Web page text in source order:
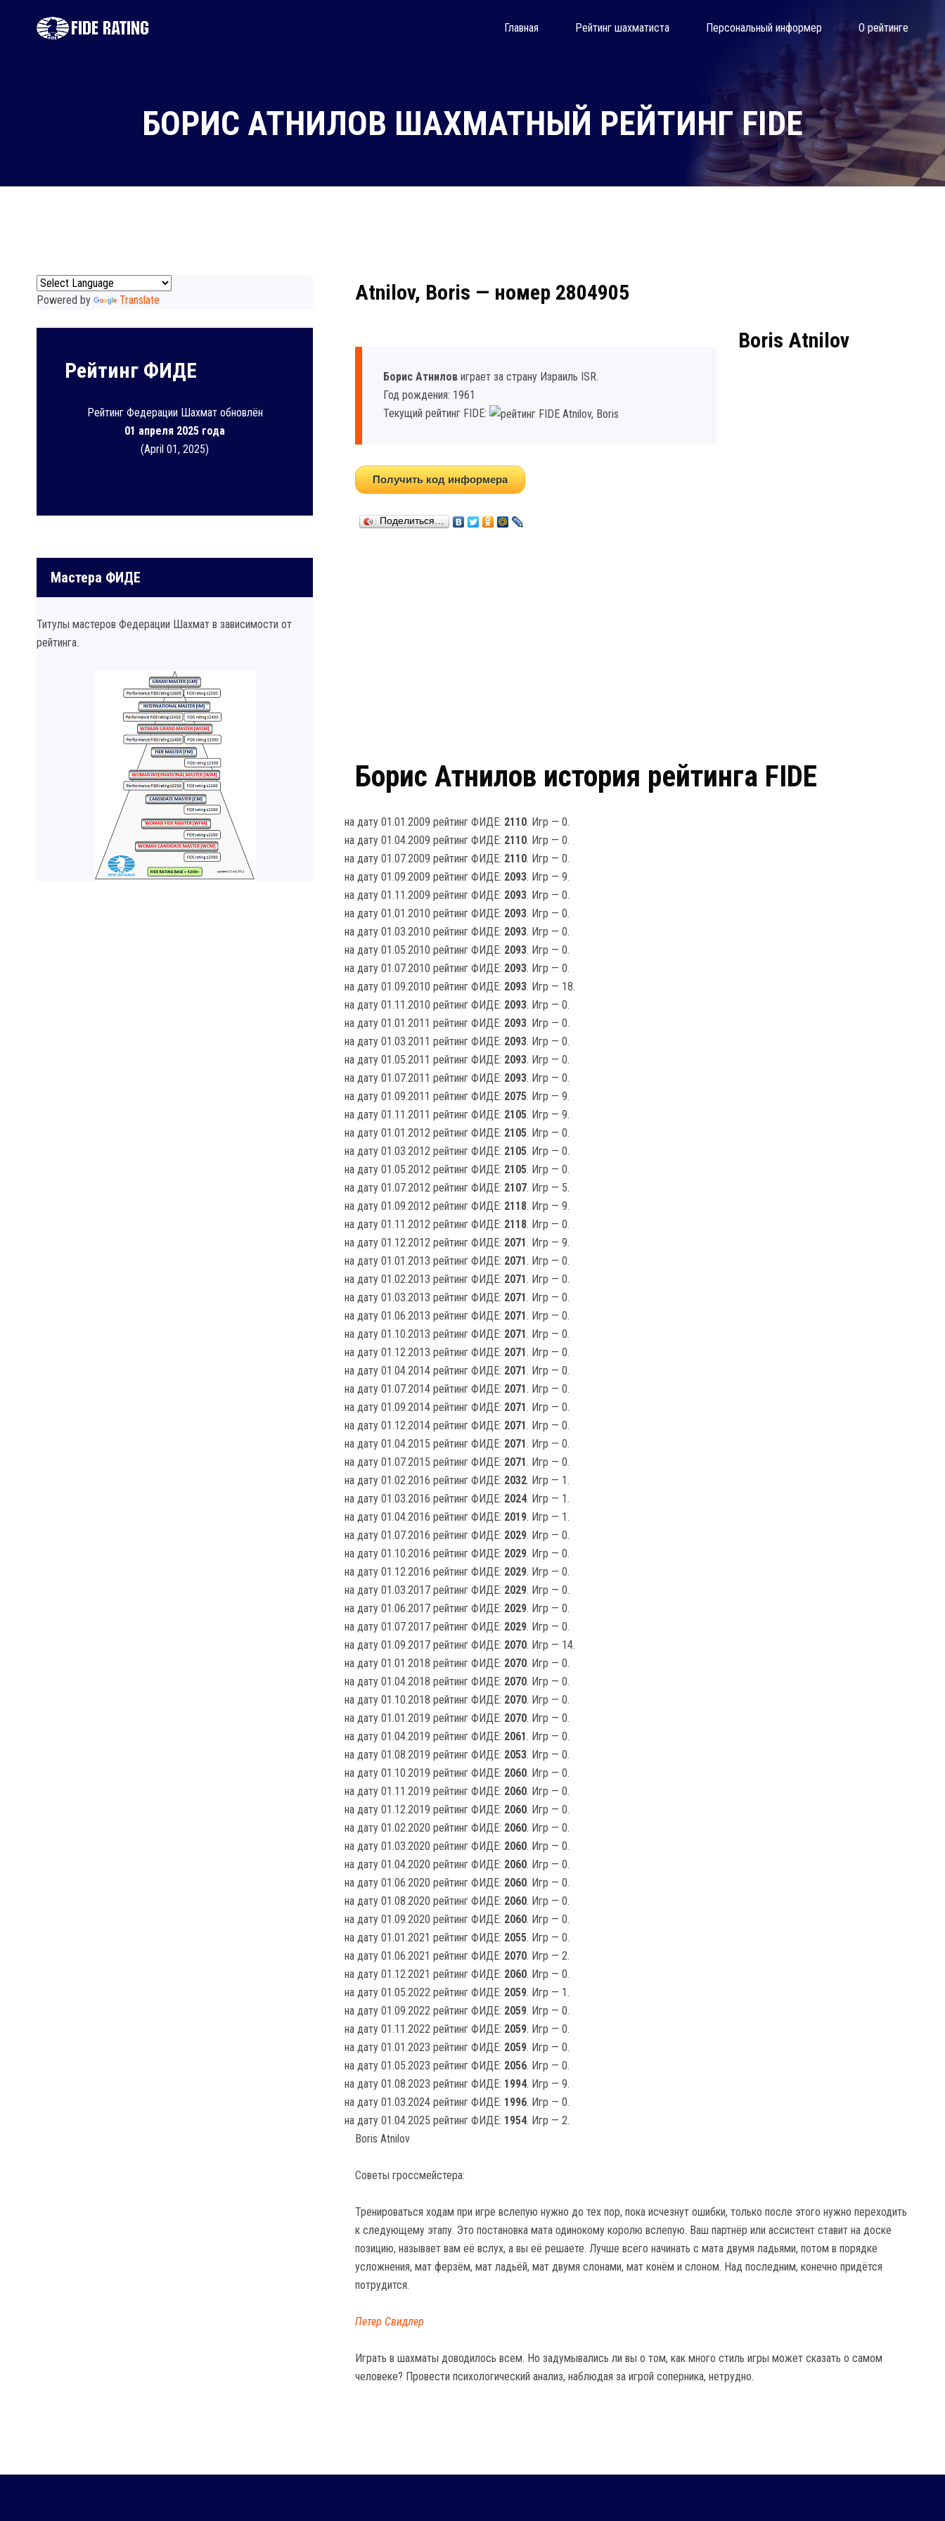
Главная Рейтинг шахматиста Персональный информер О рейтинге
БОРИС АТНИЛОВ ШАХМАТНЫЙ РЕЙТИНГ FIDE
Powered by Translate
Рейтинг ФИДЕ
Рейтинг Федерации Шахмат обновлён
01 апреля 2025 года
(April 01, 2025)
Мастера ФИДЕ
Титулы мастеров Федерации Шахмат в зависимости от
рейтинга.
Atnilov, Boris — номер 2804905
Борис Атнилов играет за страну Израиль ISR.
Год рождения: 1961
Текущий рейтинг FIDE:
Получить код информера
Поделиться…
Boris Atnilov
Борис Атнилов история рейтинга FIDE
на дату 01.01.2009 рейтинг ФИДЕ: 2110. Игр — 0.
на дату 01.04.2009 рейтинг ФИДЕ: 2110. Игр — 0.
на дату 01.07.2009 рейтинг ФИДЕ: 2110. Игр — 0.
на дату 01.09.2009 рейтинг ФИДЕ: 2093. Игр — 9.
на дату 01.11.2009 рейтинг ФИДЕ: 2093. Игр — 0.
на дату 01.01.2010 рейтинг ФИДЕ: 2093. Игр — 0.
на дату 01.03.2010 рейтинг ФИДЕ: 2093. Игр — 0.
на дату 01.05.2010 рейтинг ФИДЕ: 2093. Игр — 0.
на дату 01.07.2010 рейтинг ФИДЕ: 2093. Игр — 0.
на дату 01.09.2010 рейтинг ФИДЕ: 2093. Игр — 18.
на дату 01.11.2010 рейтинг ФИДЕ: 2093. Игр — 0.
на дату 01.01.2011 рейтинг ФИДЕ: 2093. Игр — 0.
на дату 01.03.2011 рейтинг ФИДЕ: 2093. Игр — 0.
на дату 01.05.2011 рейтинг ФИДЕ: 2093. Игр — 0.
на дату 01.07.2011 рейтинг ФИДЕ: 2093. Игр — 0.
на дату 01.09.2011 рейтинг ФИДЕ: 2075. Игр — 9.
на дату 01.11.2011 рейтинг ФИДЕ: 2105. Игр — 9.
на дату 01.01.2012 рейтинг ФИДЕ: 2105. Игр — 0.
на дату 01.03.2012 рейтинг ФИДЕ: 2105. Игр — 0.
на дату 01.05.2012 рейтинг ФИДЕ: 2105. Игр — 0.
на дату 01.07.2012 рейтинг ФИДЕ: 2107. Игр — 5.
на дату 01.09.2012 рейтинг ФИДЕ: 2118. Игр — 9.
на дату 01.11.2012 рейтинг ФИДЕ: 2118. Игр — 0.
на дату 01.12.2012 рейтинг ФИДЕ: 2071. Игр — 9.
на дату 01.01.2013 рейтинг ФИДЕ: 2071. Игр — 0.
на дату 01.02.2013 рейтинг ФИДЕ: 2071. Игр — 0.
на дату 01.03.2013 рейтинг ФИДЕ: 2071. Игр — 0.
на дату 01.06.2013 рейтинг ФИДЕ: 2071. Игр — 0.
на дату 01.10.2013 рейтинг ФИДЕ: 2071. Игр — 0.
на дату 01.12.2013 рейтинг ФИДЕ: 2071. Игр — 0.
на дату 01.04.2014 рейтинг ФИДЕ: 2071. Игр — 0.
на дату 01.07.2014 рейтинг ФИДЕ: 2071. Игр — 0.
на дату 01.09.2014 рейтинг ФИДЕ: 2071. Игр — 0.
на дату 01.12.2014 рейтинг ФИДЕ: 2071. Игр — 0.
на дату 01.04.2015 рейтинг ФИДЕ: 2071. Игр — 0.
на дату 01.07.2015 рейтинг ФИДЕ: 2071. Игр — 0.
на дату 01.02.2016 рейтинг ФИДЕ: 2032. Игр — 1.
на дату 01.03.2016 рейтинг ФИДЕ: 2024. Игр — 1.
на дату 01.04.2016 рейтинг ФИДЕ: 2019. Игр — 1.
на дату 01.07.2016 рейтинг ФИДЕ: 2029. Игр — 0.
на дату 01.10.2016 рейтинг ФИДЕ: 2029. Игр — 0.
на дату 01.12.2016 рейтинг ФИДЕ: 2029. Игр — 0.
на дату 01.03.2017 рейтинг ФИДЕ: 2029. Игр — 0.
на дату 01.06.2017 рейтинг ФИДЕ: 2029. Игр — 0.
на дату 01.07.2017 рейтинг ФИДЕ: 2029. Игр — 0.
на дату 01.09.2017 рейтинг ФИДЕ: 2070. Игр — 14.
на дату 01.01.2018 рейтинг ФИДЕ: 2070. Игр — 0.
на дату 01.04.2018 рейтинг ФИДЕ: 2070. Игр — 0.
на дату 01.10.2018 рейтинг ФИДЕ: 2070. Игр — 0.
на дату 01.01.2019 рейтинг ФИДЕ: 2070. Игр — 0.
на дату 01.04.2019 рейтинг ФИДЕ: 2061. Игр — 0.
на дату 01.08.2019 рейтинг ФИДЕ: 2053. Игр — 0.
на дату 01.10.2019 рейтинг ФИДЕ: 2060. Игр — 0.
на дату 01.11.2019 рейтинг ФИДЕ: 2060. Игр — 0.
на дату 01.12.2019 рейтинг ФИДЕ: 2060. Игр — 0.
на дату 01.02.2020 рейтинг ФИДЕ: 2060. Игр — 0.
на дату 01.03.2020 рейтинг ФИДЕ: 2060. Игр — 0.
на дату 01.04.2020 рейтинг ФИДЕ: 2060. Игр — 0.
на дату 01.06.2020 рейтинг ФИДЕ: 2060. Игр — 0.
на дату 01.08.2020 рейтинг ФИДЕ: 2060. Игр — 0.
на дату 01.09.2020 рейтинг ФИДЕ: 2060. Игр — 0.
на дату 01.01.2021 рейтинг ФИДЕ: 2055. Игр — 0.
на дату 01.06.2021 рейтинг ФИДЕ: 2070. Игр — 2.
на дату 01.12.2021 рейтинг ФИДЕ: 2060. Игр — 0.
на дату 01.05.2022 рейтинг ФИДЕ: 2059. Игр — 1.
на дату 01.09.2022 рейтинг ФИДЕ: 2059. Игр — 0.
на дату 01.11.2022 рейтинг ФИДЕ: 2059. Игр — 0.
на дату 01.01.2023 рейтинг ФИДЕ: 2059. Игр — 0.
на дату 01.05.2023 рейтинг ФИДЕ: 2056. Игр — 0.
на дату 01.08.2023 рейтинг ФИДЕ: 1994. Игр — 9.
на дату 01.03.2024 рейтинг ФИДЕ: 1996. Игр — 0.
на дату 01.04.2025 рейтинг ФИДЕ: 1954. Игр — 2.
Boris Atnilov
Советы гроссмейстера:
Тренироваться ходам при игре вслепую нужно до тех пор, пока исчезнут ошибки, только после этого нужно переходить
к следующему этапу. Это постановка мата одинокому королю вслепую. Ваш партнёр или ассистент ставит на доске
позицию, называет вам её вслух, а вы её решаете. Лучше всего начинать с мата двумя ладьями, потом в порядке
усложнения, мат ферзём, мат ладьёй, мат двумя слонами, мат конём и слоном. Над последним, конечно придётся
потрудится.
Петер Свидлер
Играть в шахматы доводилось всем. Но задумывались ли вы о том, как много стиль игры может сказать о самом
человеке? Провести психологический анализ, наблюдая за игрой соперника, нетрудно.